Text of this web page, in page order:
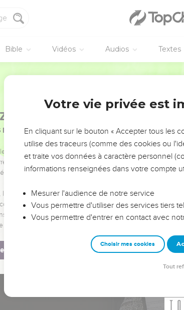
Bible Vidéos Audios Textes
L’ÉVÉNEMENT DE L’ANNÉE
POUVAIENT VOUS ÉVITER LES VOTRES ?
pour leurs réussites, leur impact, leur foi ou leur
et les saisons difficiles qu'ils ont traversés, alors même
entrepreneurs, et responsables reviennent sur les
et les clés pour avancer avec plus de sagesse afin
Que vous guidiez un ministère, une équipe, un groupe
pour vous.
Votre vie privée est
En cliquant sur le bouton « Accepter tous les
utilise des traceurs (comme des cookies ou
et traite vos données à caractère personnel
informations renseignées dans votre compte
Mesurer l'audience de notre service
Vous permettre d'utiliser des services tiers
Vous permettre d'entrer en contact avec
Choisir mes cookies
Tout